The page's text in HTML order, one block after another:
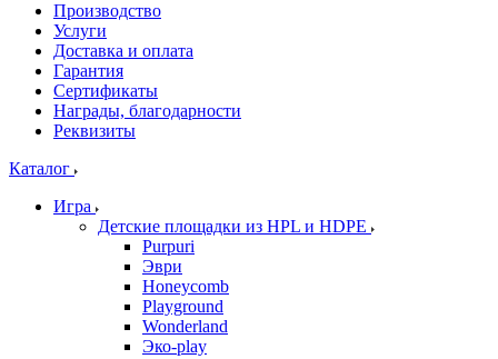
Производство
Услуги
Доставка и оплата
Гарантия
Сертификаты
Награды, благодарности
Реквизиты
Каталог
Игра
Детские площадки из HPL и HDPE
Purpuri
Эври
Honeycomb
Playground
Wonderland
Эко-play